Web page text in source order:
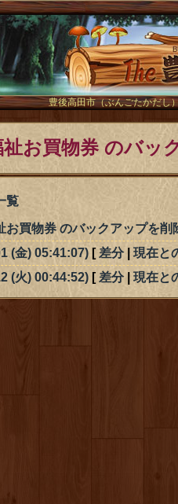
豊後高田市（ぶんごたかだし
お買物券 のバッ
覧
お買物券 のバックアップを削
(金) 05:41:07) [ 差分| 現在と
(火) 00:44:52) [ 差分| 現在と